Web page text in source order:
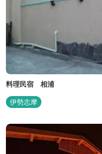
料理民宿 相浦
伊勢志摩